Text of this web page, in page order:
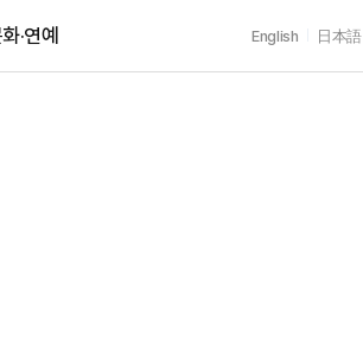
·연예 English 日本語